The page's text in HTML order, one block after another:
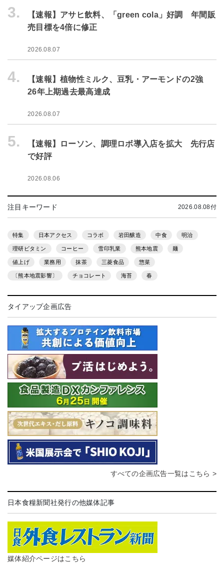
3.
【速報】アサヒ飲料、「green cola」好調 年間販
売目標を4倍に修正
2026.08.07
4.
【速報】植物性ミルク、豆乳・アーモンドの2強
26年上期過去最高達成
2026.08.07
5.
【速報】ローソン、調理ロボ導入店を拡大 先行店
で好評
2026.08.06
注目キーワード 2026.08.08付
特集 日本アクセス コラボ 岩田醸造 中食 明治
理研ビタミン コーヒー 雪印乳業 熊本地震 麺
値上げ 業務用 抹茶 三菱食品 惣菜
〔熊本地震影響〕 チョコレート 海苔 春
タイアップ企画広告
すべての企画広告一覧はこちら >
日本食糧新聞社発行の他媒体記事
媒体紹介ページはこちら